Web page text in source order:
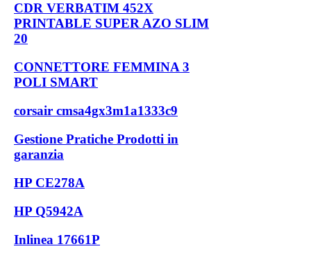
CDR VERBATIM 452X
PRINTABLE SUPER AZO SLIM
20
CONNETTORE FEMMINA 3
POLI SMART
corsair cmsa4gx3m1a1333c9
Gestione Pratiche Prodotti in
garanzia
HP CE278A
HP Q5942A
Inlinea 17661P